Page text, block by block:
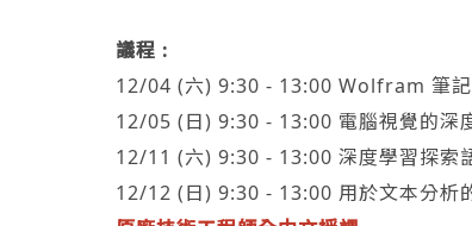
議程 :
12/04 (六) 9:30 - 13:00 Wolfram 筆
12/05 (日) 9:30 - 13:00 電腦視覺的深
12/11 (六) 9:30 - 13:00 深度學習探索
12/12 (日) 9:30 - 13:00 用於文本分析